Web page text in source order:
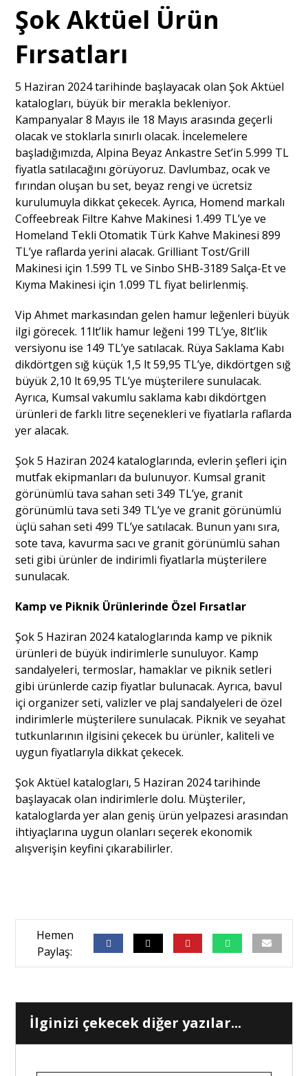
Şok Aktüel Ürün
Fırsatları
5 Haziran 2024 tarihinde başlayacak olan Şok Aktüel
katalogları, büyük bir merakla bekleniyor.
Kampanyalar 8 Mayıs ile 18 Mayıs arasında geçerli
olacak ve stoklarla sınırlı olacak. İncelemelere
başladığımızda, Alpina Beyaz Ankastre Set’in 5.999 TL
fiyatla satılacağını görüyoruz. Davlumbaz, ocak ve
fırından oluşan bu set, beyaz rengi ve ücretsiz
kurulumuyla dikkat çekecek. Ayrıca, Homend markalı
Coffeebreak Filtre Kahve Makinesi 1.499 TL’ye ve
Homeland Tekli Otomatik Türk Kahve Makinesi 899
TL’ye raflarda yerini alacak. Grilliant Tost/Grill
Makinesi için 1.599 TL ve Sinbo SHB-3189 Salça-Et ve
Kıyma Makinesi için 1.099 TL fiyat belirlenmiş.
Vip Ahmet markasından gelen hamur leğenleri büyük
ilgi görecek. 11lt’lik hamur leğeni 199 TL’ye, 8lt’lik
versiyonu ise 149 TL’ye satılacak. Rüya Saklama Kabı
dikdörtgen sığ küçük 1,5 lt 59,95 TL’ye, dikdörtgen sığ
büyük 2,10 lt 69,95 TL’ye müşterilere sunulacak.
Ayrıca, Kumsal vakumlu saklama kabı dikdörtgen
ürünleri de farklı litre seçenekleri ve fiyatlarla raflarda
yer alacak.
Şok 5 Haziran 2024 kataloglarında, evlerin şefleri için
mutfak ekipmanları da bulunuyor. Kumsal granit
görünümlü tava sahan seti 349 TL’ye, granit
görünümlü tava seti 349 TL’ye ve granit görünümlü
üçlü sahan seti 499 TL’ye satılacak. Bunun yanı sıra,
sote tava, kavurma sacı ve granit görünümlü sahan
seti gibi ürünler de indirimli fiyatlarla müşterilere
sunulacak.
Kamp ve Piknik Ürünlerinde Özel Fırsatlar
Şok 5 Haziran 2024 kataloglarında kamp ve piknik
ürünleri de büyük indirimlerle sunuluyor. Kamp
sandalyeleri, termoslar, hamaklar ve piknik setleri
gibi ürünlerde cazip fiyatlar bulunacak. Ayrıca, bavul
içi organizer seti, valizler ve plaj sandalyeleri de özel
indirimlerle müşterilere sunulacak. Piknik ve seyahat
tutkunlarının ilgisini çekecek bu ürünler, kaliteli ve
uygun fiyatlarıyla dikkat çekecek.
Şok Aktüel katalogları, 5 Haziran 2024 tarihinde
başlayacak olan indirimlerle dolu. Müşteriler,
kataloglarda yer alan geniş ürün yelpazesi arasından
ihtiyaçlarına uygun olanları seçerek ekonomik
alışverişin keyfini çıkarabilirler.
İlginizi çekecek diğer yazılar...